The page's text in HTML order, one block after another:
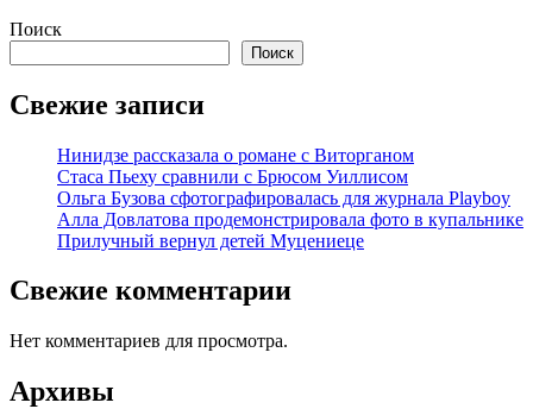
Поиск
Поиск
Свежие записи
Нинидзе рассказала о романе с Виторганом
Стаса Пьеху сравнили с Брюсом Уиллисом
Ольга Бузова сфотографировалась для журнала Playboy
Алла Довлатова продемонстрировала фото в купальнике
Прилучный вернул детей Муцениеце
Свежие комментарии
Нет комментариев для просмотра.
Архивы